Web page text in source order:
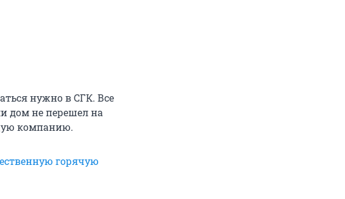
нужно в СГК. Все
дом не перешел на
компанию.
горячую